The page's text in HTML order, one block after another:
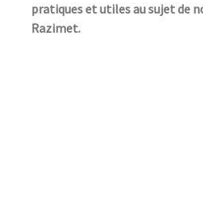
pratiques et utiles au sujet de
Razimet.